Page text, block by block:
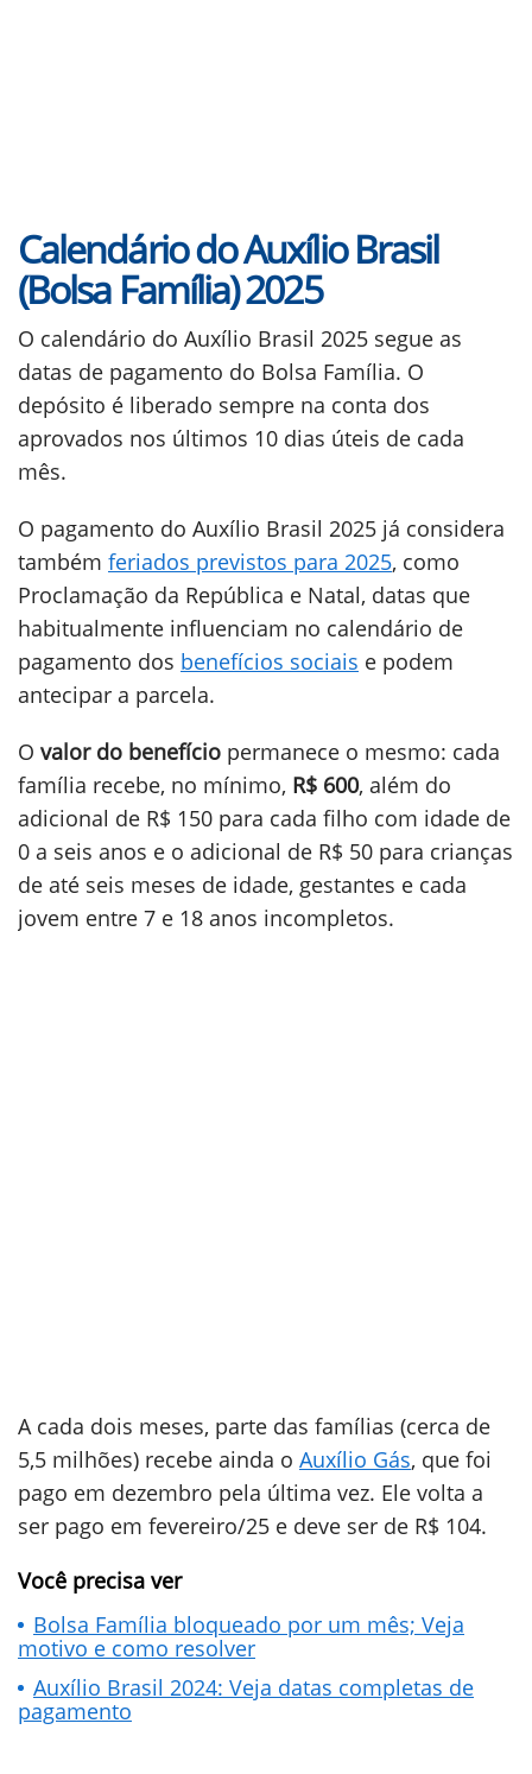
Calendário do Auxílio Brasil
(Bolsa Família) 2025
O calendário do Auxílio Brasil 2025 segue as
datas de pagamento do Bolsa Família. O
depósito é liberado sempre na conta dos
aprovados nos últimos 10 dias úteis de cada
mês.
O pagamento do Auxílio Brasil 2025 já considera
também feriados previstos para 2025, como
Proclamação da República e Natal, datas que
habitualmente influenciam no calendário de
pagamento dos benefícios sociais e podem
antecipar a parcela.
O valor do benefício permanece o mesmo: cada
família recebe, no mínimo, R$ 600, além do
adicional de R$ 150 para cada filho com idade de
0 a seis anos e o adicional de R$ 50 para crianças
de até seis meses de idade, gestantes e cada
jovem entre 7 e 18 anos incompletos.
A cada dois meses, parte das famílias (cerca de
5,5 milhões) recebe ainda o Auxílio Gás, que foi
pago em dezembro pela última vez. Ele volta a
ser pago em fevereiro/25 e deve ser de R$ 104.
Você precisa ver
Bolsa Família bloqueado por um mês; Veja
motivo e como resolver
Auxílio Brasil 2024: Veja datas completas de
pagamento